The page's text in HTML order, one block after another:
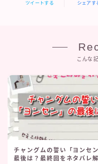
ツイートする シェアす
こんな
チャングムの誓い「ヨンセ
最後は？最終回をネタバレ